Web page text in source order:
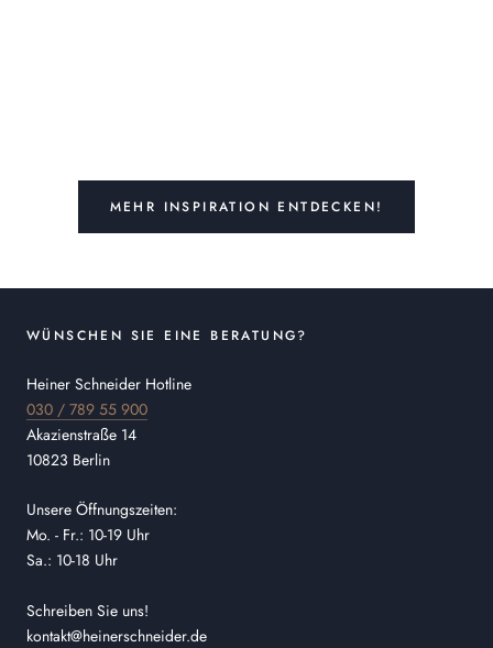
MEHR INSPIRATION ENTDECKEN!
WÜNSCHEN SIE EINE BERATUNG?
Heiner Schneider Hotline
030 / 789 55 900
Akazienstraße 14
10823 Berlin
Unsere Öffnungszeiten:
Mo. - Fr.: 10-19 Uhr
Sa.: 10-18 Uhr
Schreiben Sie uns!
kontakt@heinerschneider.de